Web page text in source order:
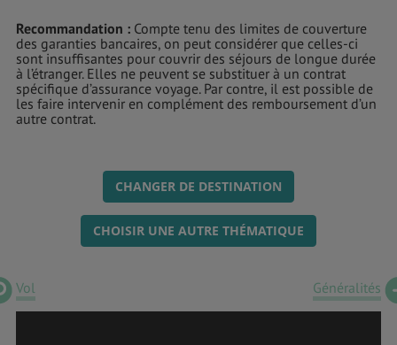
Recommandation : Compte tenu des limites de couverture
des garanties bancaires, on peut considérer que celles-ci
sont insuffisantes pour couvrir des séjours de longue durée
à l’étranger. Elles ne peuvent se substituer à un contrat
spécifique d’assurance voyage. Par contre, il est possible de
les faire intervenir en complément des remboursement d’un
autre contrat.
CHANGER DE DESTINATION
CHOISIR UNE AUTRE THÉMATIQUE
Vol Généralités